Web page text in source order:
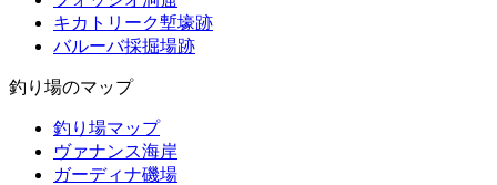
キカトリーク塹壕跡
バルーバ採掘場跡
釣り場のマップ
釣り場マップ
ヴァナンス海岸
ガーディナ磯場